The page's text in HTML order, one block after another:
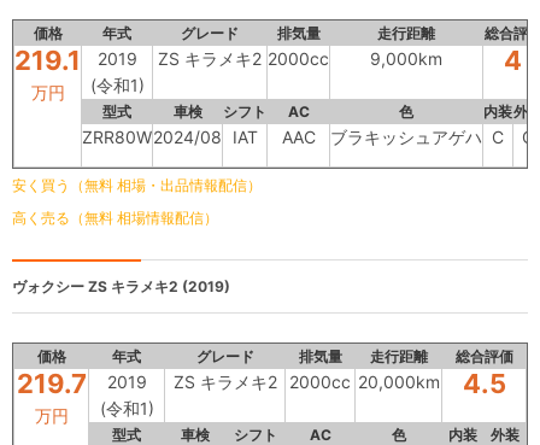
価格 年式 グレード 排気量 走行距離 総合評
219.1
万円
2019
(令和1)
ZS キラメキ2 2000cc 9,000km 4
型式 車検 シフト AC 色 内装外
ZRR80W2024/08 IAT AAC ブラキッシュアゲハ C C
安く買う（無料 相場・出品情報配信）
高く売る（無料 相場情報配信）
ヴォクシー ZS キラメキ2 (2019)
価格 年式 グレード 排気量 走行距離 総合評価
219.7
万円
2019
(令和1)
ZS キラメキ2 2000cc 20,000km 4.5
型式 車検 シフト AC 色 内装 外装